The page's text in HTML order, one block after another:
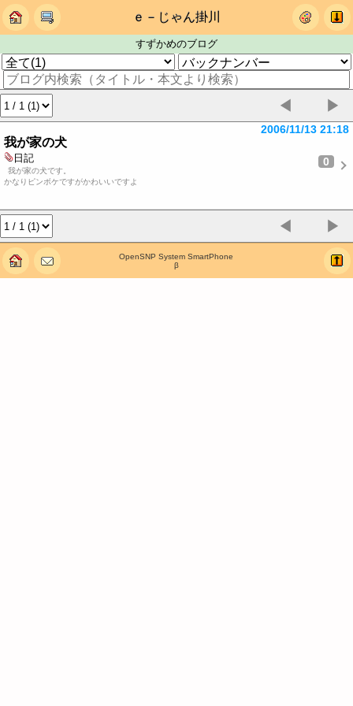
ｅ－じゃん掛川
すずかめのブログ
◀ ▶
我が家の犬
2006/11/13 21:18
日記 0
我が家の犬です。
かなりピンボケですがかわいいですよ
◀ ▶
OpenSNP System SmartPhone
β